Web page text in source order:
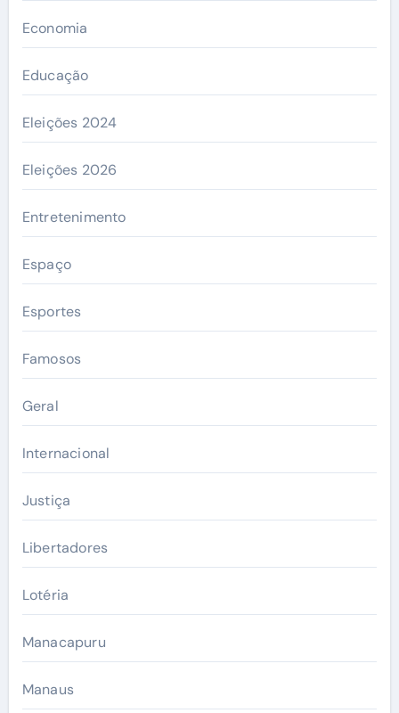
Economia
Educação
Eleições 2024
Eleições 2026
Entretenimento
Espaço
Esportes
Famosos
Geral
Internacional
Justiça
Libertadores
Lotéria
Manacapuru
Manaus